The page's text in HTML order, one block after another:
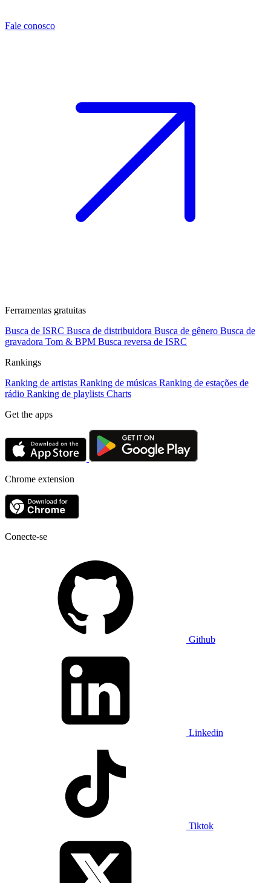
Fale conosco
Ferramentas gratuitas
Busca de ISRC Busca de distribuidora Busca de gênero Busca de
gravadora Tom & BPM Busca reversa de ISRC
Rankings
Ranking de artistas Ranking de músicas Ranking de estações de
rádio Ranking de playlists Charts
Get the apps
Chrome extension
Conecte-se
Github
Linkedin
Tiktok